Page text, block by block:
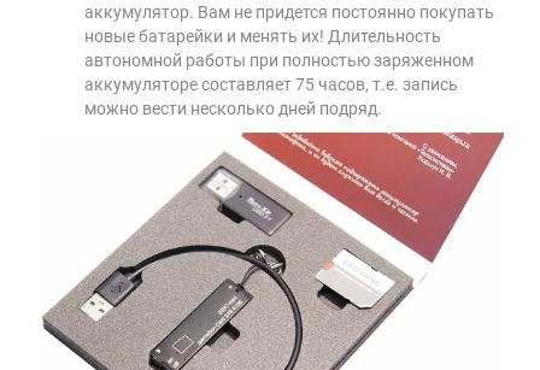
аккумулятор. Вам не придется постоянно покупать
новые батарейки и менять их! Длительность
автономной работы при полностью заряженном
аккумуляторе составляет 75 часов, т.е. запись
можно вести несколько дней подряд.